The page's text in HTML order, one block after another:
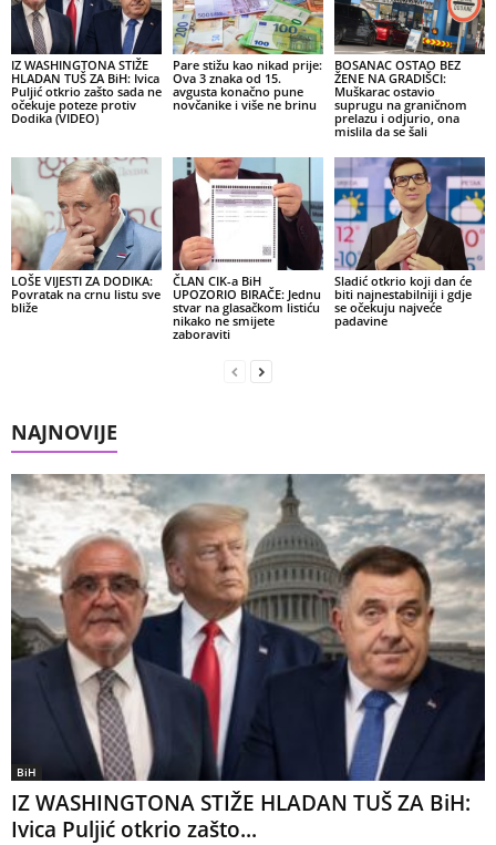
IZ WASHINGTONA STIŽE
HLADAN TUŠ ZA BiH: Ivica
Puljić otkrio zašto sada ne
očekuje poteze protiv
Dodika (VIDEO)
Pare stižu kao nikad prije:
Ova 3 znaka od 15.
avgusta konačno pune
novčanike i više ne brinu
BOSANAC OSTAO BEZ
ŽENE NA GRADIŠCI:
Muškarac ostavio
suprugu na graničnom
prelazu i odjurio, ona
mislila da se šali
LOŠE VIJESTI ZA DODIKA:
Povratak na crnu listu sve
bliže
ČLAN CIK-a BiH
UPOZORIO BIRAČE: Jednu
stvar na glasačkom listiću
nikako ne smijete
zaboraviti
Sladić otkrio koji dan će
biti najnestabilniji i gdje
se očekuju najveće
padavine
NAJNOVIJE
BiH
IZ WASHINGTONA STIŽE HLADAN TUŠ ZA BiH:
Ivica Puljić otkrio zašto...